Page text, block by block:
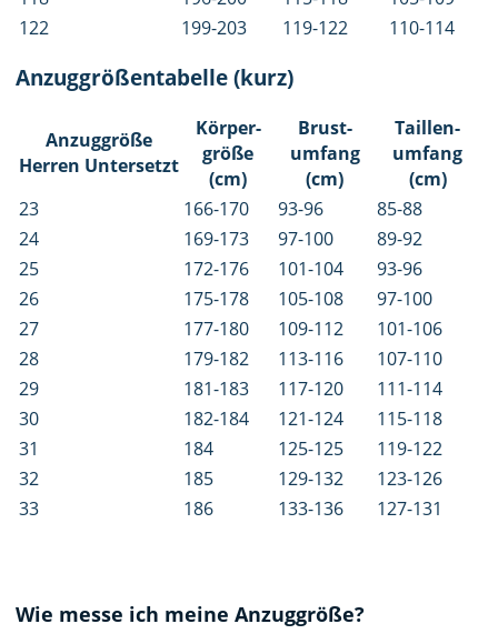
122
199-203 119-122 110-114
Anzuggrößentabelle (kurz)
Anzug­größe
Herren Unter­setzt
Körper­
größe
(cm)
Brust­
umfang
(cm)
Taillen­
umfang
(cm)
23
166-170 93-96
85-88
24
169-173 97-100
89-92
25
172-176 101-104
93-96
26
175-178 105-108
97-100
27
177-180 109-112
101-106
28
179-182 113-116
107-110
29
181-183 117-120
111-114
30
182-184 121-124
115-118
31
184 125-125
119-122
32
185 129-132
123-126
33
186 133-136 127-131
Wie messe ich meine Anzuggröße?